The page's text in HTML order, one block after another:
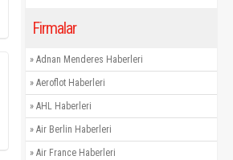
Firmalar
» Adnan Menderes Haberleri
» Aeroflot Haberleri
» AHL Haberleri
» Air Berlin Haberleri
» Air France Haberleri